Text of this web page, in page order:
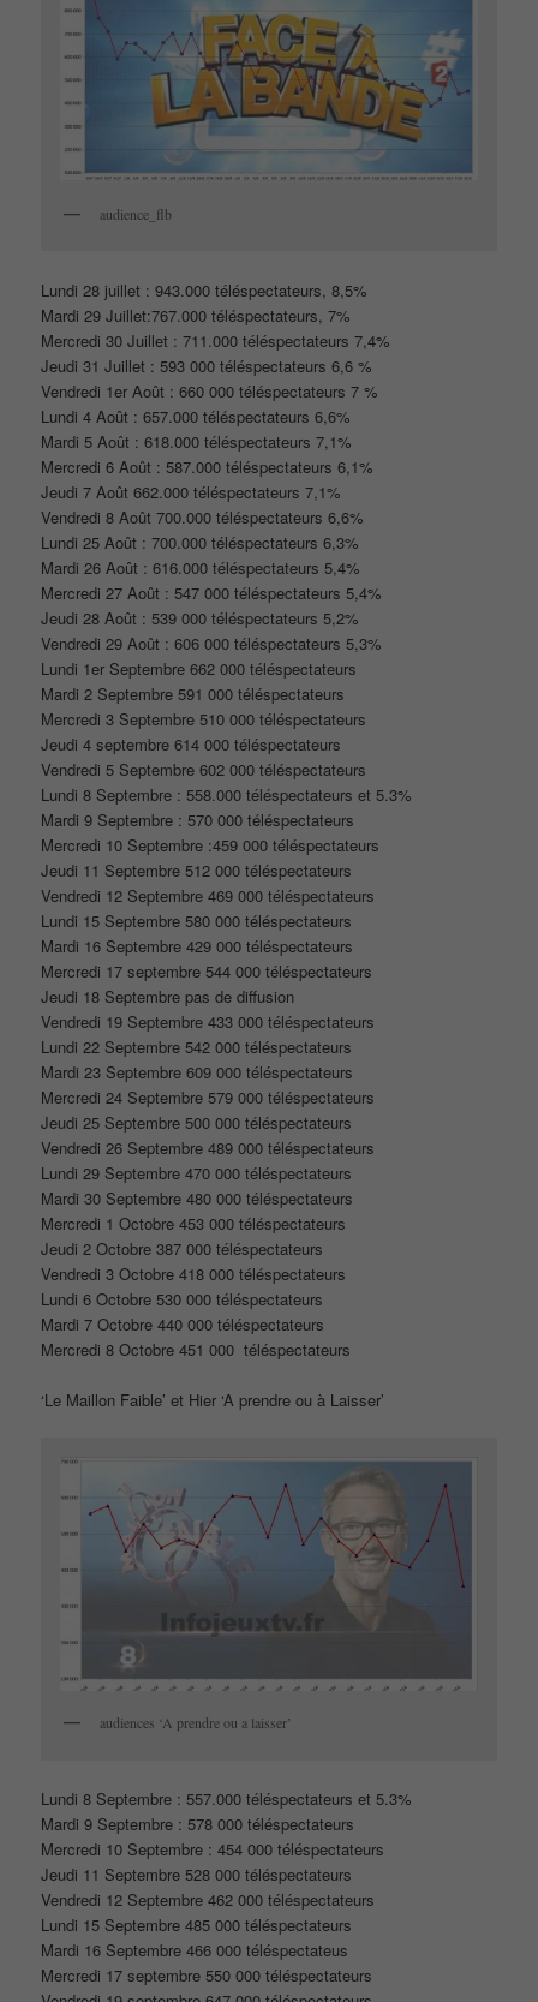
audience_flb
Lundi 28 juillet : 943.000 téléspectateurs, 8,5%
Mardi 29 Juillet:767.000 téléspectateurs, 7%
Mercredi 30 Juillet : 711.000 téléspectateurs 7,4%
Jeudi 31 Juillet : 593 000 téléspectateurs 6,6 %
Vendredi 1er Août : 660 000 téléspectateurs 7 %
Lundi 4 Août : 657.000 téléspectateurs 6,6%
Mardi 5 Août : 618.000 téléspectateurs 7,1%
Mercredi 6 Août : 587.000 téléspectateurs 6,1%
Jeudi 7 Août 662.000 téléspectateurs 7,1%
Vendredi 8 Août 700.000 téléspectateurs 6,6%
Lundi 25 Août : 700.000 téléspectateurs 6,3%
Mardi 26 Août : 616.000 téléspectateurs 5,4%
Mercredi 27 Août : 547 000 téléspectateurs 5,4%
Jeudi 28 Août : 539 000 téléspectateurs 5,2%
Vendredi 29 Août : 606 000 téléspectateurs 5,3%
Lundi 1er Septembre 662 000 téléspectateurs
Mardi 2 Septembre 591 000 téléspectateurs
Mercredi 3 Septembre 510 000 téléspectateurs
Jeudi 4 septembre 614 000 téléspectateurs
Vendredi 5 Septembre 602 000 téléspectateurs
Lundi 8 Septembre : 558.000 téléspectateurs et 5.3%
Mardi 9 Septembre : 570 000 téléspectateurs
Mercredi 10 Septembre :459 000 téléspectateurs
Jeudi 11 Septembre 512 000 téléspectateurs
Vendredi 12 Septembre 469 000 téléspectateurs
Lundi 15 Septembre 580 000 téléspectateurs
Mardi 16 Septembre 429 000 téléspectateurs
Mercredi 17 septembre 544 000 téléspectateurs
Jeudi 18 Septembre pas de diffusion
Vendredi 19 Septembre 433 000 téléspectateurs
Lundi 22 Septembre 542 000 téléspectateurs
Mardi 23 Septembre 609 000 téléspectateurs
Mercredi 24 Septembre 579 000 téléspectateurs
Jeudi 25 Septembre 500 000 téléspectateurs
Vendredi 26 Septembre 489 000 téléspectateurs
Lundi 29 Septembre 470 000 téléspectateurs
Mardi 30 Septembre 480 000 téléspectateurs
Mercredi 1 Octobre 453 000 téléspectateurs
Jeudi 2 Octobre 387 000 téléspectateurs
Vendredi 3 Octobre 418 000 téléspectateurs
Lundi 6 Octobre 530 000 téléspectateurs
Mardi 7 Octobre 440 000 téléspectateurs
Mercredi 8 Octobre 451 000 téléspectateurs
‘Le Maillon Faible’ et Hier ‘A prendre ou à Laisser’
audiences ‘A prendre ou a laisser’
Lundi 8 Septembre : 557.000 téléspectateurs et 5.3%
Mardi 9 Septembre : 578 000 téléspectateurs
Mercredi 10 Septembre : 454 000 téléspectateurs
Jeudi 11 Septembre 528 000 téléspectateurs
Vendredi 12 Septembre 462 000 téléspectateurs
Lundi 15 Septembre 485 000 téléspectateurs
Mardi 16 Septembre 466 000 téléspectateus
Mercredi 17 septembre 550 000 téléspectateurs